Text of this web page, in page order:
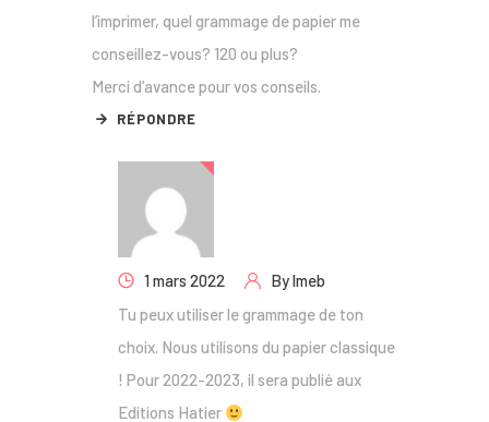
l’imprimer, quel grammage de papier me
conseillez-vous? 120 ou plus?
Merci d’avance pour vos conseils.
RÉPONDRE
1 mars 2022 Bylmeb
Tu peux utiliser le grammage de ton
choix. Nous utilisons du papier classique
! Pour 2022-2023, il sera publié aux
Editions Hatier